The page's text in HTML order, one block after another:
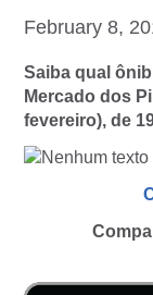
February 8,
Saiba qual
Mercado dos
fevereiro), de